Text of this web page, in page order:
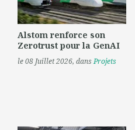
Alstom renforce son
Zerotrust pour la GenAI
le 08 Juillet 2026, dansProjets